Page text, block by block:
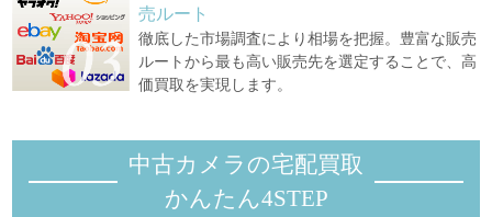
売ルート
徹底した市場調査により相場を把握。豊富な販売
ルートから最も高い販売先を選定することで、高
価買取を実現します。
中古カメラの宅配買取
かんたん4STEP